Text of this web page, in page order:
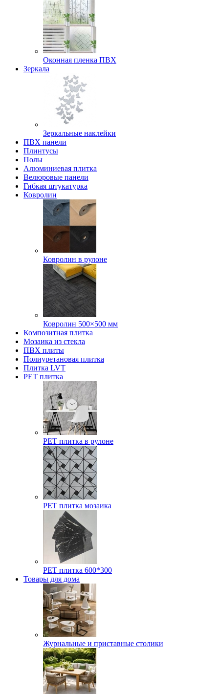
Оконная пленка ПВХ
Зеркала
Зеркальные наклейки
ПВХ панели
Плинтусы
Полы
Алюминиевая плитка
Велюровые панели
Гибкая штукатурка
Ковролин
Ковролин в рулоне
Ковролин 500×500 мм
Композитная плитка
Мозаика из стекла
ПВХ плиты
Полиуретановая плитка
Плитка LVT
РЕТ плитка
РЕТ плитка в рулоне
РЕТ плитка мозаика
РЕТ плитка 600*300
Товары для дома
Журнальные и приставные столики